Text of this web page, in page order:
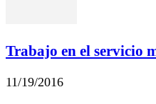
Trabajo en el servicio
11/19/2016